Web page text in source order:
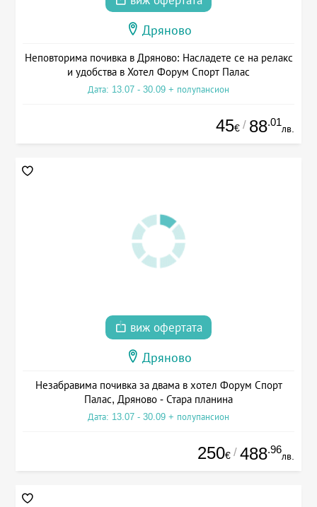
Дряново
Неповторима почивка в Дряново: Насладете се на релакс
и удобства в Хотел Форум Спорт Палас
Дата: 13.07 - 30.09 + полупансион
45€ / 88.01
лв.
виж офертата
Дряново
Незабравима почивка за двама в хотел Форум Спорт
Палас, Дряново - Стара планина
Дата: 13.07 - 30.09 + полупансион
250€ / 488.96
лв.